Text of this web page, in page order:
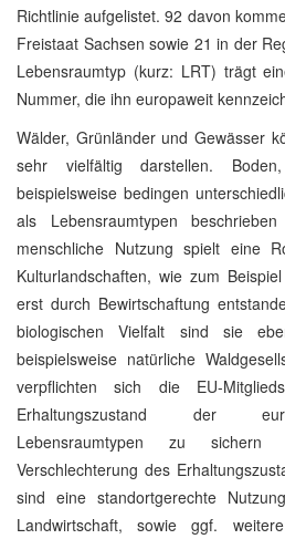
Richtlinie aufgelistet. 92 davon
Freistaat Sachsen sowie 21 in der
Lebensraumtyp (kurz: LRT) trägt
Nummer, die ihn europaweit
Wälder, Grünländer und Gewässer
sehr vielfältig darstellen.
beispielsweise bedingen
als Lebensraumtypen
menschliche Nutzung spielt eine
Kulturlandschaften, wie zum
erst durch Bewirtschaftung
biologischen Vielfalt sind sie
beispielsweise natürliche
verpflichten sich die EU-
Erhaltungszustand der
Lebensraumtypen zu
Verschlechterung des
sind eine standortgerechte
Landwirtschaft, sowie ggf.